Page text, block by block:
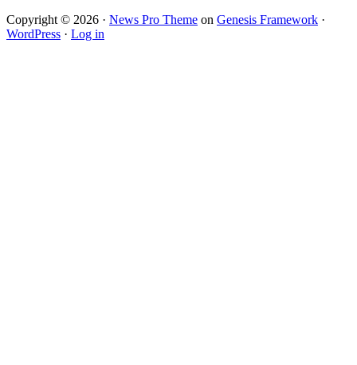
Copyright © 2026 · News Pro Theme on Genesis Framework ·
WordPress · Log in